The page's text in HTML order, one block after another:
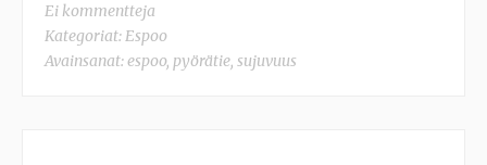
Ei kommentteja
Kategoriat:Espoo
Avainsanat:espoo, pyörätie, sujuvuus